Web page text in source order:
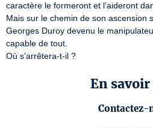
caractère le formeront et l’aideront
Mais sur le chemin de son ascension
Georges Duroy devenu le
capable de tout.
Où s’arrêtera-t-il ?
En
Contactez-